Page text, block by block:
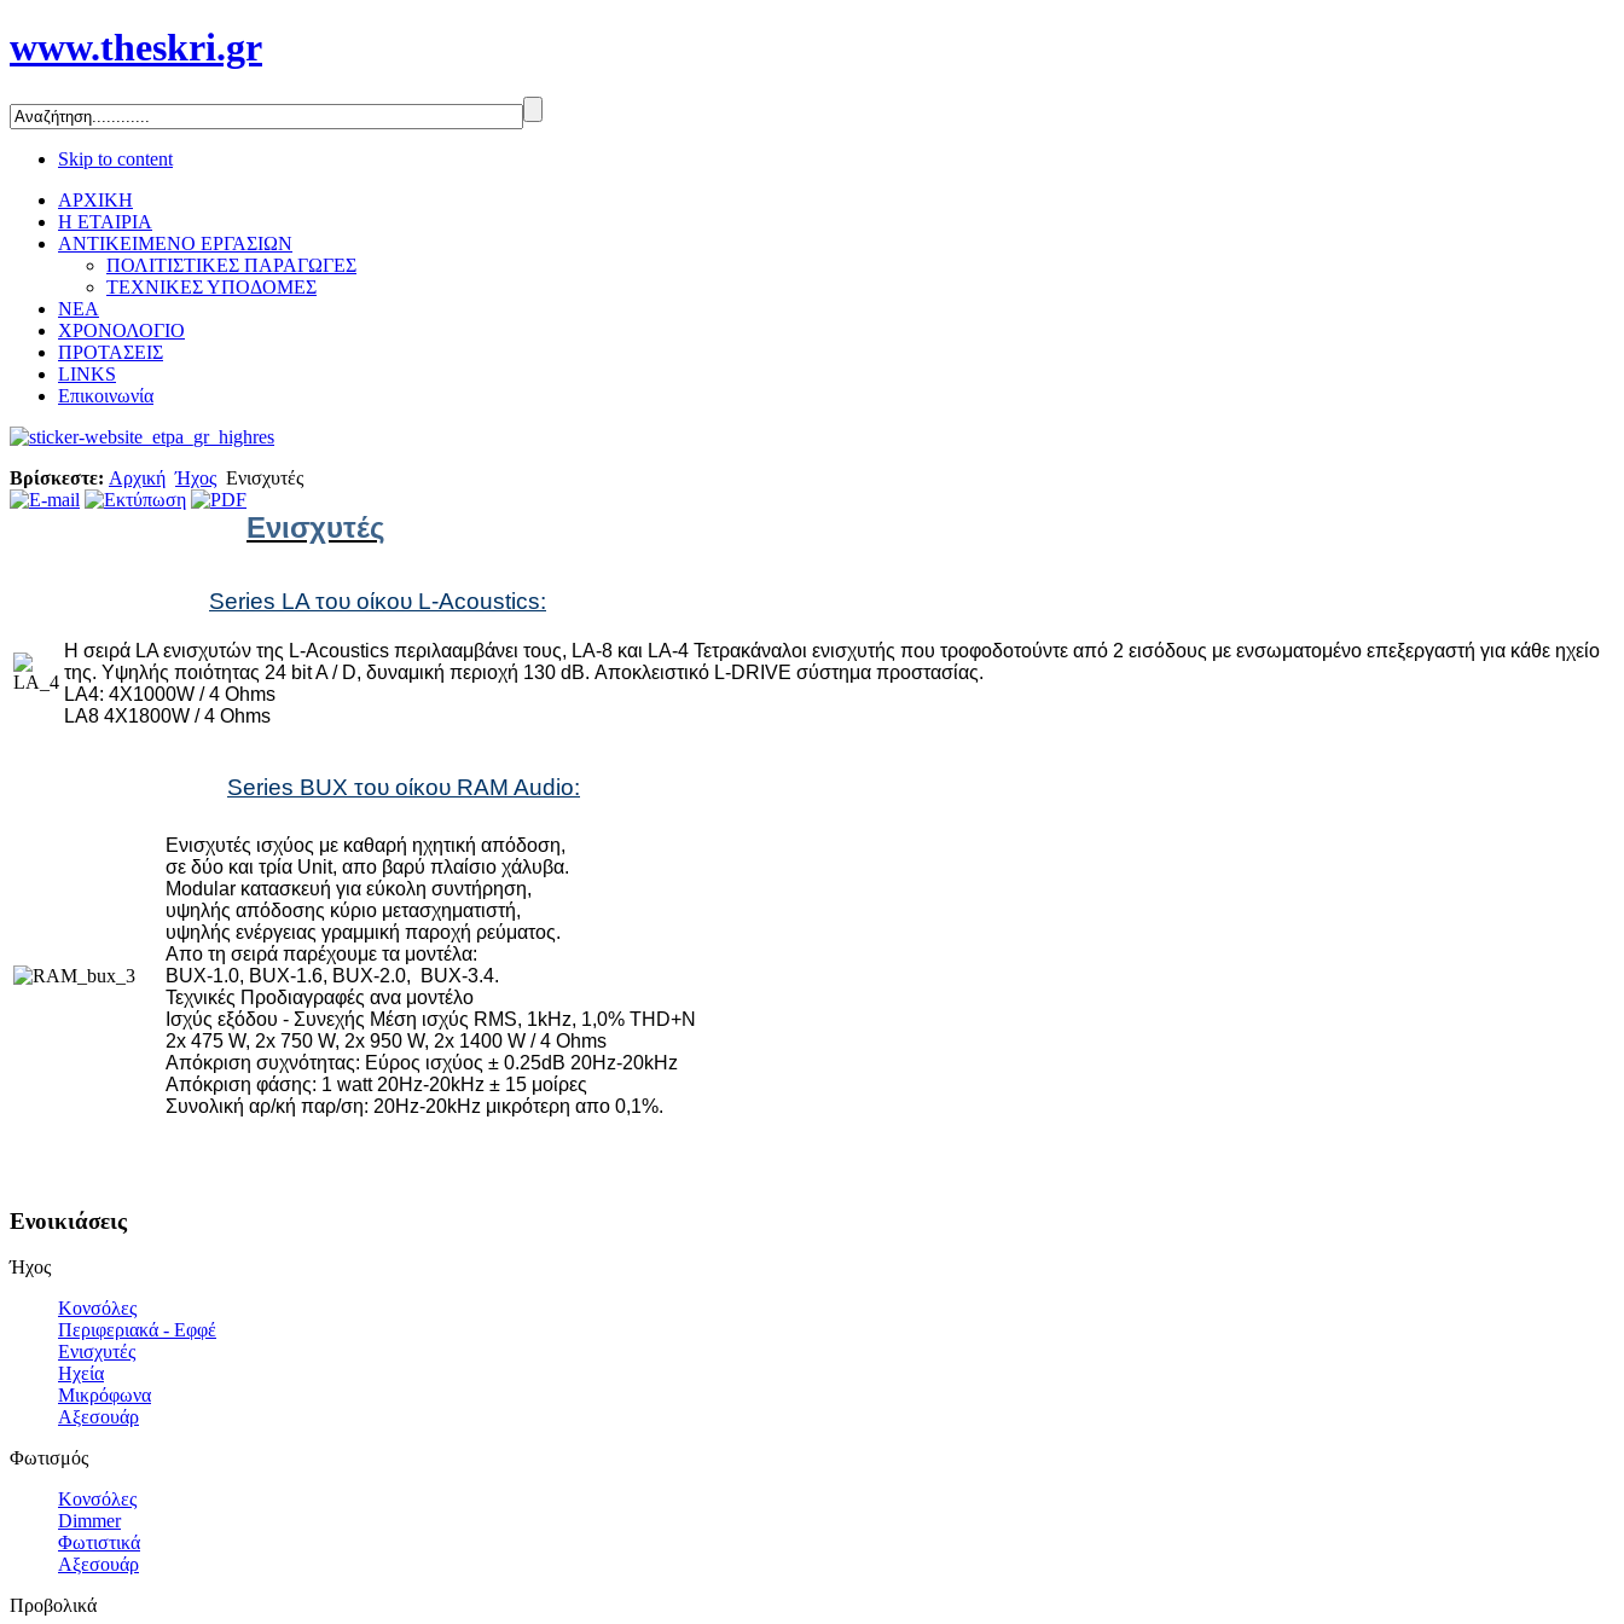
www.theskri.gr
Skip to content
ΑΡΧΙΚΗ
Η ΕΤΑΙΡΙΑ
ΑΝΤΙΚΕΙΜΕΝΟ ΕΡΓΑΣΙΩΝ
ΠΟΛΙΤΙΣΤΙΚΕΣ ΠΑΡΑΓΩΓΕΣ
ΤΕΧΝΙΚΕΣ ΥΠΟΔΟΜΕΣ
ΝΕΑ
ΧΡΟΝΟΛΟΓΙΟ
ΠΡΟΤΑΣΕΙΣ
LINKS
Επικοινωνία
Βρίσκεστε: Αρχική Ήχος Ενισχυτές
Ενισχυτές
Series LA του οίκου L-Acoustics:
Η σειρά LA ενισχυτών της L-Acoustics περιλααμβάνει τους, LA-8 και LA-4 Τετρακάναλοι ενισχυτής που τροφοδοτούντε από 2 εισόδους με ενσωματομένο επεξεργαστή για κάθε ηχείο
της. Υψηλής ποιότητας 24 bit A / D, δυναμική περιοχή 130 dB. Αποκλειστικό L-DRIVE σύστημα προστασίας.
LA4: 4X1000W / 4 Ohms
LA8 4X1800W / 4 Ohms
Series BUX του οίκου RAM Audio:
Ενισχυτές ισχύος με καθαρή ηχητική απόδοση,
σε δύο και τρία Unit, απο βαρύ πλαίσιο χάλυβα.
Modular κατασκευή για εύκολη συντήρηση,
υψηλής απόδοσης κύριο μετασχηματιστή,
υψηλής ενέργειας γραμμική παροχή ρεύματος.
Απο τη σειρά παρέχουμε τα μοντέλα:
BUX-1.0, BUX-1.6, BUX-2.0, BUX-3.4.
Τεχνικές Προδιαγραφές ανα μοντέλο
Ισχύς εξόδου - Συνεχής Μέση ισχύς RMS, 1kHz, 1,0% THD+N
2x 475 W, 2x 750 W, 2x 950 W, 2x 1400 W / 4 Ohms
Απόκριση συχνότητας: Εύρος ισχύος ± 0.25dB 20Hz-20kHz
Απόκριση φάσης: 1 watt 20Hz-20kHz ± 15 μοίρες
Συνολική αρ/κή παρ/ση: 20Hz-20kHz μικρότερη απο 0,1%.
Ενοικιάσεις
Ήχος
Κονσόλες
Περιφεριακά - Εφφέ
Ενισχυτές
Ηχεία
Μικρόφωνα
Αξεσουάρ
Φωτισμός
Κονσόλες
Dimmer
Φωτιστικά
Αξεσουάρ
Προβολικά